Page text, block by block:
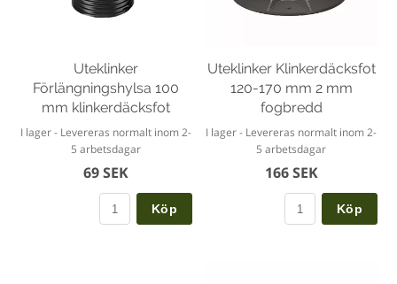
Uteklinker
Förlängningshylsa 100
mm klinkerdäcksfot
I lager - Levereras normalt inom 2-
5 arbetsdagar
69 SEK
Köp
Uteklinker Klinkerdäcksfot
120-170 mm 2 mm
fogbredd
I lager - Levereras normalt inom 2-
5 arbetsdagar
166 SEK
Köp